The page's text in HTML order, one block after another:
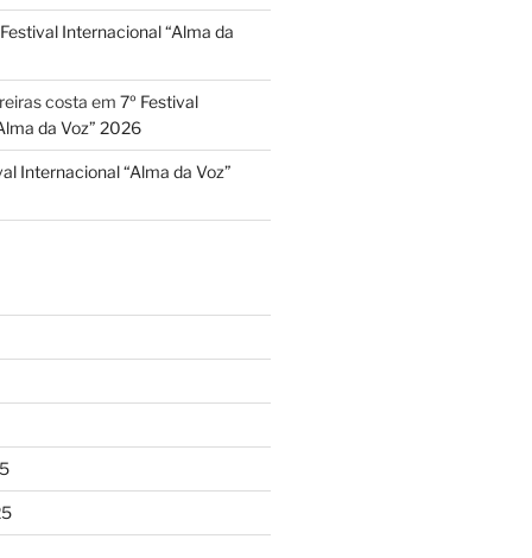
Internacional “Alma da
costa em 7º Festival
da Voz” 2026
Internacional “Alma da Voz”